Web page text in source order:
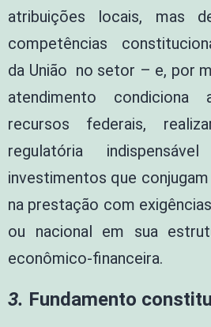
atribuições locais, mas
competências
da União no setor – e, por
atendimento
recursos federais,
regulatória
investimentos que
na prestação com
ou nacional em sua
econômico-financeira.
3. Fundamento